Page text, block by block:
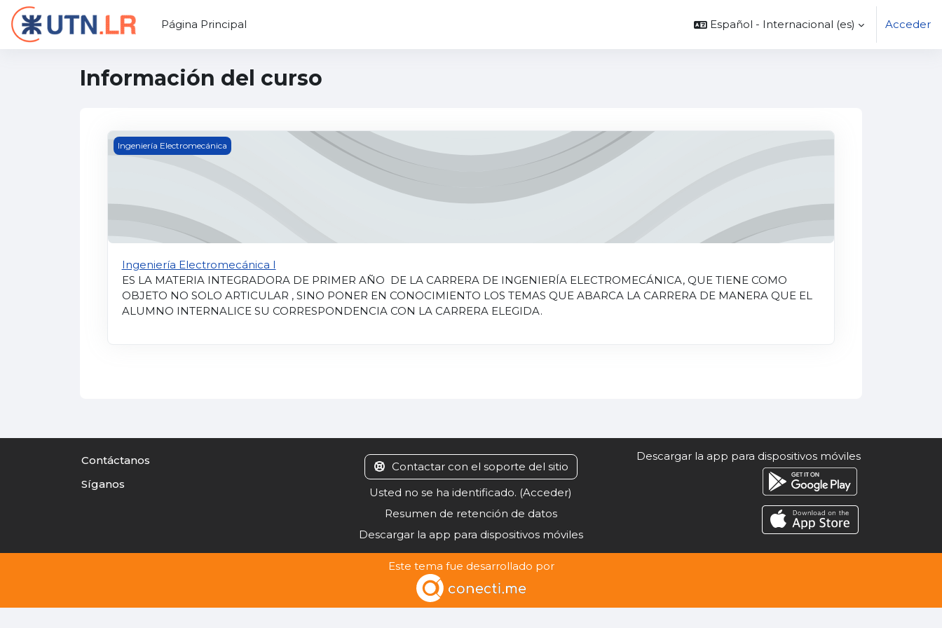
Salta al contenido principal
Página Principal
Español - Internacional ‎(es)‎ Acceder
Información del curso
Ingeniería Electromecánica I
Ingeniería Electromecánica
Ingeniería Electromecánica I
ES LA MATERIA INTEGRADORA DE PRIMER AÑO DE LA CARRERA DE INGENIERÍA ELECTROMECÁNICA, QUE TIENE COMO
OBJETO NO SOLO ARTICULAR , SINO PONER EN CONOCIMIENTO LOS TEMAS QUE ABARCA LA CARRERA DE MANERA QUE EL
ALUMNO INTERNALICE SU CORRESPONDENCIA CON LA CARRERA ELEGIDA.
Contáctanos
Síganos
Contactar con el soporte del sitio
Usted no se ha identificado. (Acceder)
Resumen de retención de datos
Descargar la app para dispositivos móviles
Descargar la app para dispositivos móviles
Este tema fue desarrollado por